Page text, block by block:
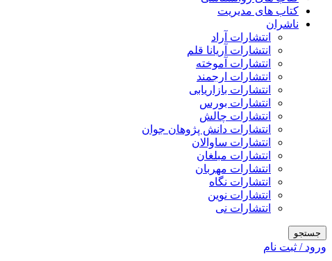
کتاب های مدیریت
ناشران
انتشارات آراد
انتشارات آریانا قلم
انتشارات آموخته
انتشارات ارجمند
انتشارات بازاریابی
انتشارات بورس
انتشارات چالش
انتشارات دانش پژوهان جوان
انتشارات ساوالان
انتشارات مبلغان
انتشارات مهربان
انتشارات نگاه
انتشارات نوین
انتشارات نی
جستجو
ورود / ثبت نام